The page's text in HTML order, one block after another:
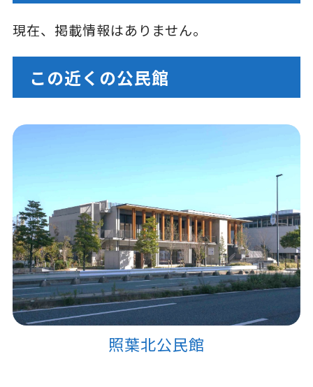
現在、掲載情報はありません。
この近くの公民館
照葉北公民館